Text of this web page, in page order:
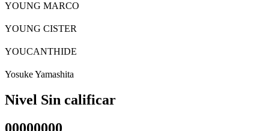
YOUNG MARCO
YOUNG CISTER
YOUCANTHIDE
Yosuke Yamashita
Nivel Sin calificar